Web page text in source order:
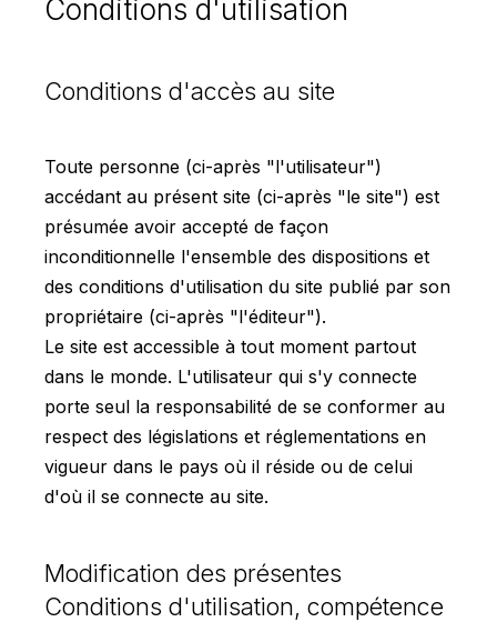
Conditions d'utilisation
Conditions d'accès au site
Toute personne (ci-après "l'utilisateur")
accédant au présent site (ci-après "le site") est
présumée avoir accepté de façon
inconditionnelle l'ensemble des dispositions et
des conditions d'utilisation du site publié par son
propriétaire (ci-après "l'éditeur").
Le site est accessible à tout moment partout
dans le monde. L'utilisateur qui s'y connecte
porte seul la responsabilité de se conformer au
respect des législations et réglementations en
vigueur dans le pays où il réside ou de celui
d'où il se connecte au site.
Modification des présentes
Conditions d'utilisation, compétence